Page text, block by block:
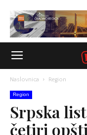
Naslovnica Region
Region
Srpska
četiri